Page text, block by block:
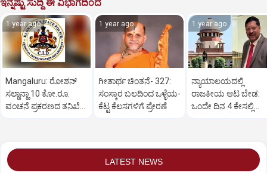
ಇನ್ನಷ್ಟು ಸುದ್ದಿ ಈ ವಿಭಾಗದಿಂದ
1 year ago
Mangaluru: ರೋಶನ್‌
ಸಲ್ಡಾನ್ಹಾ 10 ಕೋ.ರೂ.
ವಂಚನೆ ಪ್ರಕರಣದ ತನಿಖೆ
1 year ago
ಗೀತಾರ್ಥ ಚಿಂತನೆ- 327:
ಸಂಸ್ಕಾರ ಬಲದಿಂದ ಒಳ್ಳೆಯ-
ಕೆಟ್ಟ ಕೆಲಸಗಳಿಗೆ ಪ್ರೇರಣೆ
1 year ago
ನ್ಯಾಯಾಲಯದಲ್ಲಿ
ರಾಜಕೀಯ ಆಟ ಬೇಡ:
ಒಂದೇ ದಿನ 4 ಕೇಸಲ್ಲಿ
LATEST NEWS